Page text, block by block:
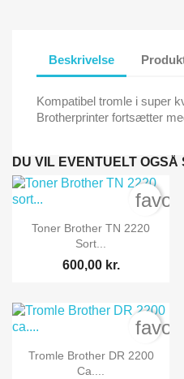
Beskrivelse
Kompatibel tromle i super
Brotherprinter fortsætter
DU VIL EVENTUELT OGSÅ
 Vis her
Toner Brother TN 2220
Sort...
600,00 kr.
 Vis her
Tromle Brother DR 2200
Ca....